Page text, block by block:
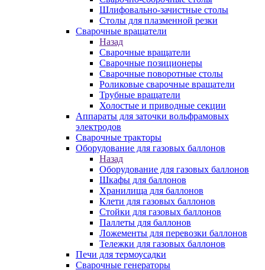
Шлифовально-зачистные столы
Столы для плазменной резки
Сварочные вращатели
Назад
Сварочные вращатели
Сварочные позиционеры
Сварочные поворотные столы
Роликовые сварочные вращатели
Трубные вращатели
Холостые и приводные секции
Аппараты для заточки вольфрамовых
электродов
Сварочные тракторы
Оборудование для газовых баллонов
Назад
Оборудование для газовых баллонов
Шкафы для баллонов
Хранилища для баллонов
Клети для газовых баллонов
Стойки для газовых баллонов
Паллеты для баллонов
Ложементы для перевозки баллонов
Тележки для газовых баллонов
Печи для термоусадки
Сварочные генераторы